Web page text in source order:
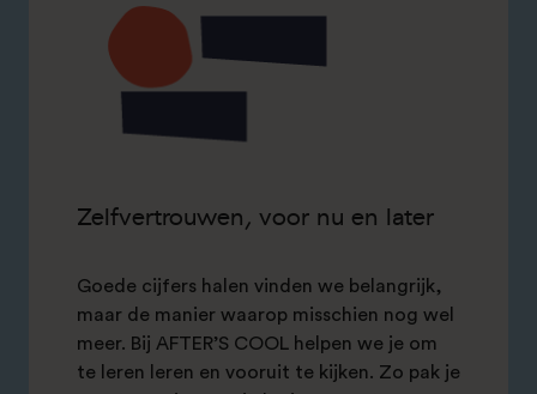
Zelfvertrouwen, voor nu en later
Goede cijfers halen vinden we belangrijk,
maar de manier waarop misschien nog wel
meer. Bij AFTER’S COOL helpen we je om
te leren leren en vooruit te kijken. Zo pak je